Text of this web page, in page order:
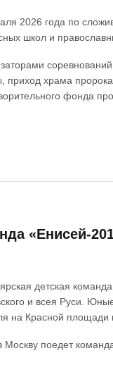
2026 года по
школ и
приход храма
фонда
«Енисей-
детская
и всея Руси.
на Красной площади
Москву поедет